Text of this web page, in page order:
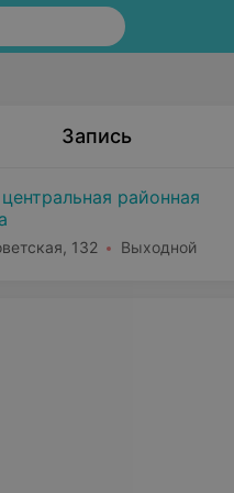
Запись
районная
132 Выходной